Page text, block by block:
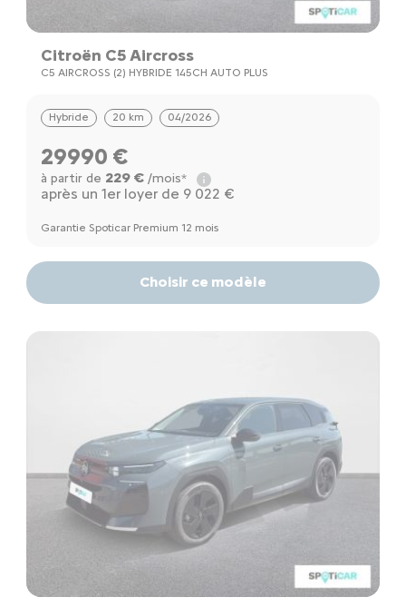
Citroën C5 Aircross
C5 AIRCROSS (2) HYBRIDE 145CH AUTO PLUS
Hybride 20 km 04/2026
29990 €
à partir de 229 €/mois*
après un 1er loyer de 9 022 €
Garantie Spoticar Premium 12 mois
Choisir ce modèle